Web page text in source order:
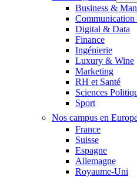
Business &
Digital & Data
Finance
Ingénierie
Luxury & Wine
Marketing
RH et Santé
Sciences
Sport
Nos campus en
France
Suisse
Espagne
Allemagne
Royaume-Uni